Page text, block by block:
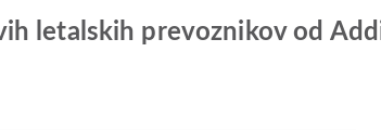
letalskih prevoznikov od